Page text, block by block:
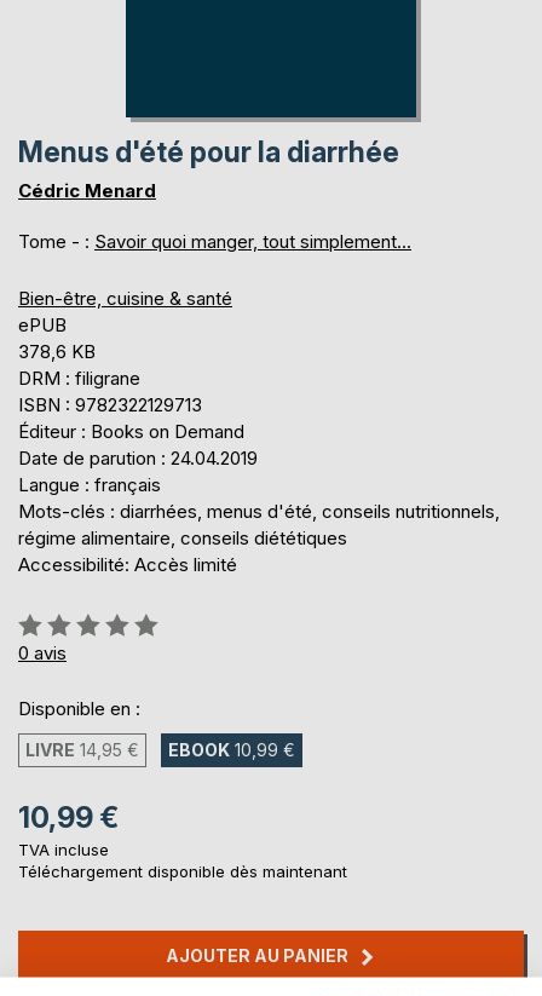
Menus d'été pour la diarrhée
Cédric Menard
Tome - : Savoir quoi manger, tout simplement...
Bien-être, cuisine & santé
ePUB
378,6 KB
DRM : filigrane
ISBN : 9782322129713
Éditeur : Books on Demand
Date de parution : 24.04.2019
Langue : français
Mots-clés : diarrhées, menus d'été, conseils nutritionnels,
régime alimentaire, conseils diététiques
Accessibilité: Accès limité
Évaluation:
0%
0 avis
Disponible en :
LIVRE 14,95 € EBOOK 10,99 €
10,99 €
TVA incluse
Téléchargement disponible dès maintenant
AJOUTER AU PANIER